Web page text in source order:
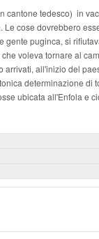
cantone tedesco) in
cose dovrebbero
puginca, si
voleva tornare al
all'inizio del
determinazione di
ubicata all'Enfola e